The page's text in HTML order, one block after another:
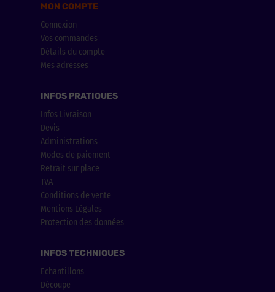
MON COMPTE
Connexion
Vos commandes
Détails du compte
Mes adresses
INFOS PRATIQUES
Infos Livraison
Devis
Administrations
Modes de paiement
Retrait sur place
TVA
Conditions de vente
Mentions Légales
Protection des données
INFOS TECHNIQUES
Echantillons
Découpe